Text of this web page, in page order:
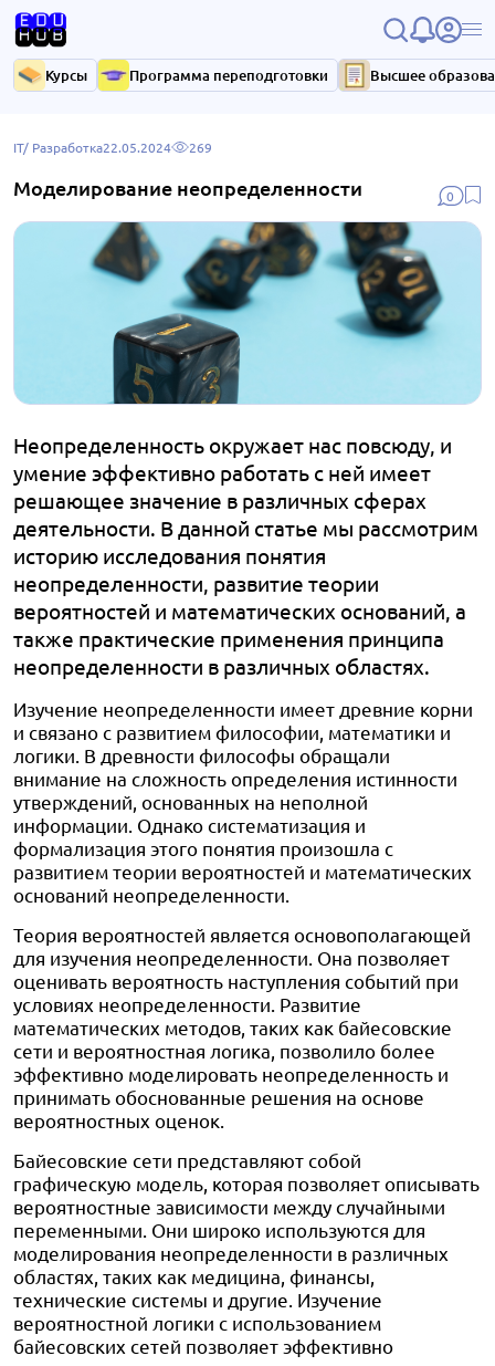
Курсы Программа переподготовки Высшее
0
IT/ Разработка22.05.2024 269
Моделирование неопределенности
Неопределенность окружает нас повсюду, и
умение эффективно работать с ней имеет
решающее значение в различных сферах
деятельности. В данной статье мы рассмотрим
историю исследования понятия
неопределенности, развитие теории
вероятностей и математических оснований, а
также практические применения принципа
неопределенности в различных областях.
Изучение неопределенности имеет древние корни
и связано с развитием философии, математики и
логики. В древности философы обращали
внимание на сложность определения истинности
утверждений, основанных на неполной
информации. Однако систематизация и
формализация этого понятия произошла с
развитием теории вероятностей и математических
оснований неопределенности.
Теория вероятностей является основополагающей
для изучения неопределенности. Она позволяет
оценивать вероятность наступления событий при
условиях неопределенности. Развитие
математических методов, таких как байесовские
сети и вероятностная логика, позволило более
эффективно моделировать неопределенность и
принимать обоснованные решения на основе
вероятностных оценок.
Байесовские сети представляют собой
графическую модель, которая позволяет описывать
вероятностные зависимости между случайными
переменными. Они широко используются для
моделирования неопределенности в различных
областях, таких как медицина, финансы,
технические системы и другие. Изучение
вероятностной логики с использованием
байесовских сетей позволяет эффективно